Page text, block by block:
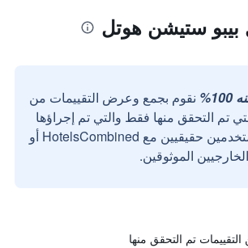
بيبو ستيشن هوتل
نقوم بجمع وعرض التقييمات من
تم التحقق منها فقط والتي تم إجراؤها
بواسطة مستخدمين حقيقيين مع HotelsCombined أو
الموثوقين.